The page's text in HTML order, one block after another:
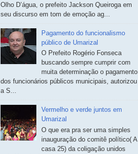
Olho D’água, o prefeito Jackson Queiroga em
seu discurso em tom de emoção ag...
Pagamento do funcionalismo
público de Umarizal
O Prefeito Rogério Fonseca
buscando sempre cumprir com
muita determinação o pagamento
dos funcionários públicos municipais, autorizou
a S...
Vermelho e verde juntos em
Umarizal
O que era pra ser uma simples
inauguração do comitê político( A
casa 25) da coligação unidos